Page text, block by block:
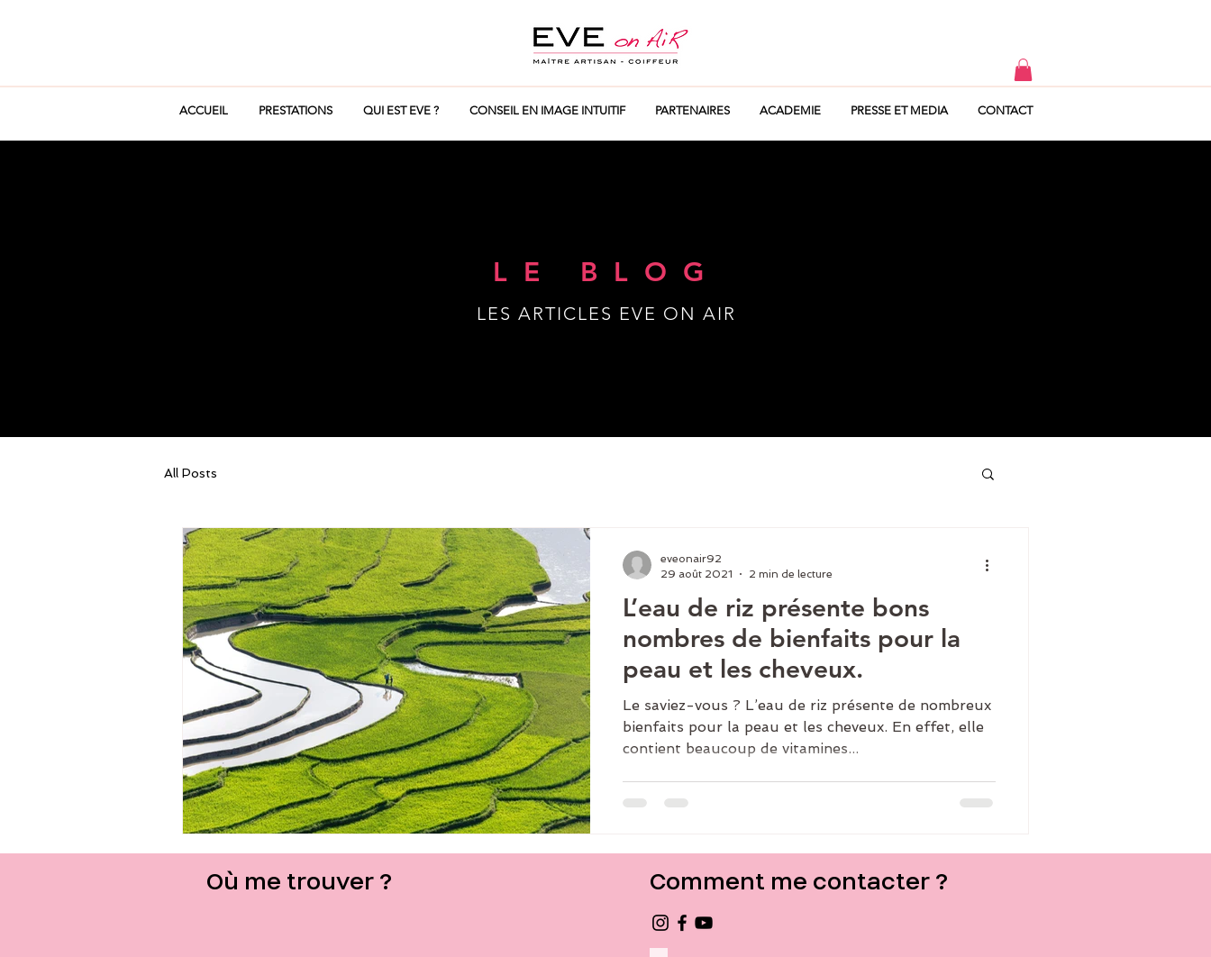
ACCUEIL PRESTATIONS QUI EST EVE ? CONSEIL EN IMAGE INTUITIF PARTENAIRES ACADEMIE PRESSE ET MEDIA CONTACT
LE BLOG
LES ARTICLES EVE ON AIR
All Posts
L’eau de riz présente bons
nombres de bienfaits pour la
peau et les cheveux.
Le saviez-vous ? L’eau de riz présente de nombreux
bienfaits pour la peau et les cheveux. En effet, elle
contient beaucoup de vitamines...
eveonair92
29 août 2021
2 min de lecture
Où me trouver ? Comment me contacter ?